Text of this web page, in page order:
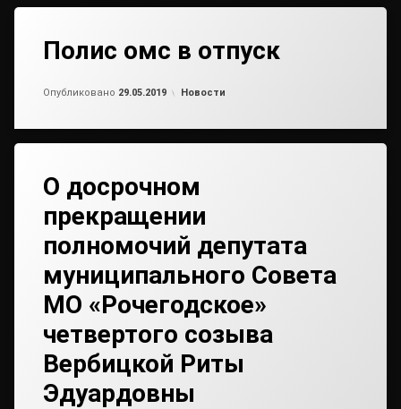
Полис омс в отпуск
Опубликовано 29.05.2019 Рубрики:
Новости
О досрочном
прекращении
полномочий депутата
муниципального Совета
МО «Рочегодское»
четвертого созыва
Вербицкой Риты
Эдуардовны